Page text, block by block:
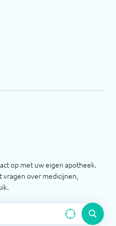
op met uw eigen apotheek.
over medicijnen,